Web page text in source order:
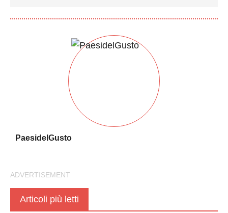
PaesidelGusto
Articoli più letti